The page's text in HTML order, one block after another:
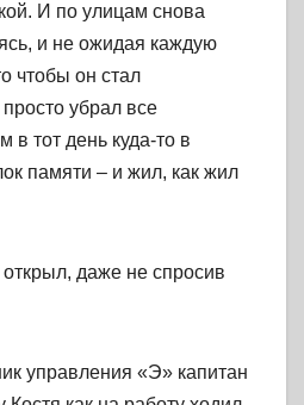
И по улицам снова
и не ожидая каждую
чтобы он стал
убрал все
тот день куда-то в
памяти – и жил, как жил
даже не спросив
управления «Э» капитан